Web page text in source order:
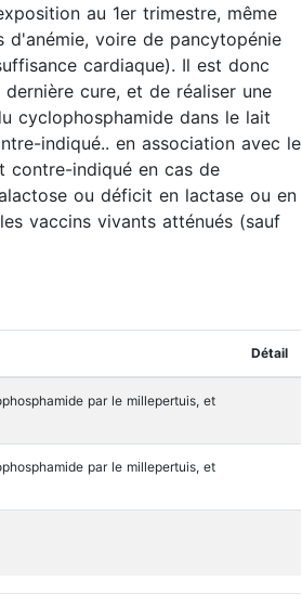
au 1er trimestre, même
d'anémie, voire de pancytopénie
cardiaque). Il est donc
cure, et de réaliser une
cyclophosphamide dans le lait
indiqué.. en association avec le
contre-indiqué en cas de
ou déficit en lactase ou en
vaccins vivants atténués (sauf
Détail
par le millepertuis, et
par le millepertuis, et